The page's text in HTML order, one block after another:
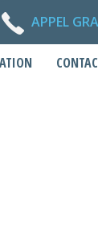
APPEL